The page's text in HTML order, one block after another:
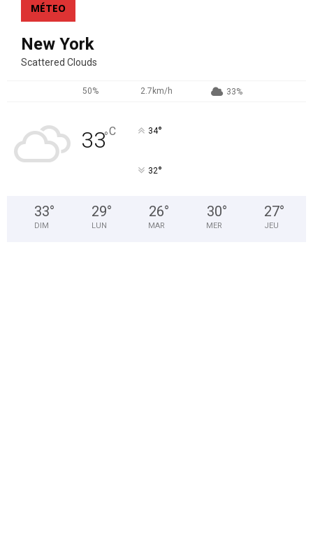
MÉTEO
New York
Scattered Clouds
50% 2.7km/h 33%
33°C 34°
32°
33°
DIM
29°
LUN
26°
MAR
30°
MER
27°
JEU